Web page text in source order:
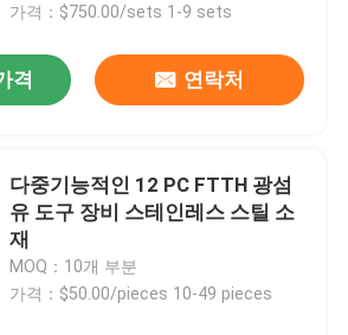
가격：$750.00/sets 1-9 sets
격 연락처
다중기능적인 12 PC FTTH 광섬
유 도구 장비 스테인레스 스틸 소
재
MOQ：10개 부분
가격：$50.00/pieces 10-49 pieces